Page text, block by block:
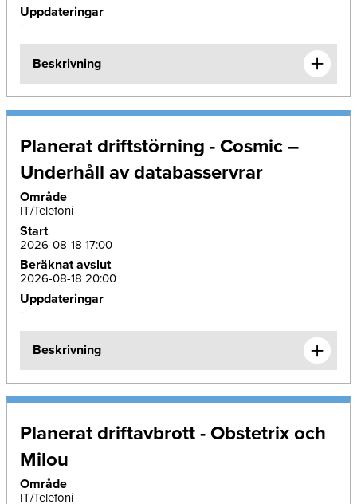
Uppdateringar
-
Beskrivning
Planerat driftstörning - Cosmic –
Underhåll av databasservrar
Område
IT/Telefoni
Start
2026-08-18 17:00
Beräknat avslut
2026-08-18 20:00
Uppdateringar
-
Beskrivning
Planerat driftavbrott - Obstetrix och
Milou
Område
IT/Telefoni